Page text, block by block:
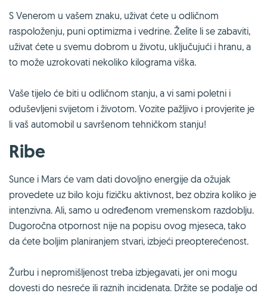
S Venerom u vašem znaku, uživat ćete u odličnom
raspoloženju, puni optimizma i vedrine. Želite li se zabaviti,
uživat ćete u svemu dobrom u životu, uključujući i hranu, a
to može uzrokovati nekoliko kilograma viška.
Vaše tijelo će biti u odličnom stanju, a vi sami poletni i
oduševljeni svijetom i životom. Vozite pažljivo i provjerite je
li vaš automobil u savršenom tehničkom stanju!
Ribe
Sunce i Mars će vam dati dovoljno energije da ožujak
provedete uz bilo koju fizičku aktivnost, bez obzira koliko je
intenzivna. Ali, samo u određenom vremenskom razdoblju.
Dugoročna otpornost nije na popisu ovog mjeseca, tako
da ćete boljim planiranjem stvari, izbjeći preopterećenost.
Žurbu i nepromišljenost treba izbjegavati, jer oni mogu
dovesti do nesreće ili raznih incidenata. Držite se podalje od